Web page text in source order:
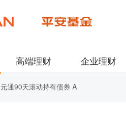
高端理财 企业理财
通90天滚动持有债券 A